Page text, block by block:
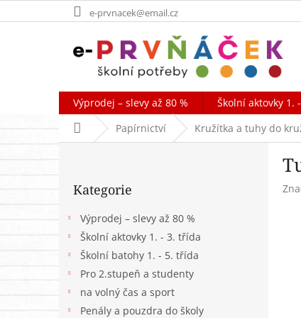
na
e-prvnacek@email.cz
Výprodej – slevy až 80 % Školní aktovky 1.
Domů Papírnictví Kružítka a tuhy do
P
kategorie
Kategorie
Výprodej – slevy až 80 %
Školní aktovky 1. - 3. třída
Školní batohy 1. - 5. třída
Pro 2.stupeň a studenty
na volný čas a sport
Penály a pouzdra do školy